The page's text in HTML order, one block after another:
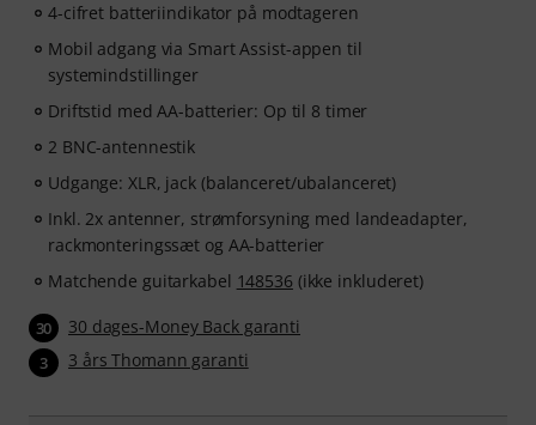
4-cifret batteriindikator på modtageren
Mobil adgang via Smart Assist-appen til
systemindstillinger
Driftstid med AA-batterier: Op til 8 timer
2 BNC-antennestik
Udgange: XLR, jack (balanceret/ubalanceret)
Inkl. 2x antenner, strømforsyning med landeadapter,
rackmonteringssæt og AA-batterier
Matchende guitarkabel 148536 (ikke inkluderet)
30 30 dages-Money Back garanti
3 3 års Thomann garanti